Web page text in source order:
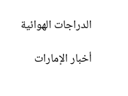
الدراجات الهوائية
أخبار الإمارات